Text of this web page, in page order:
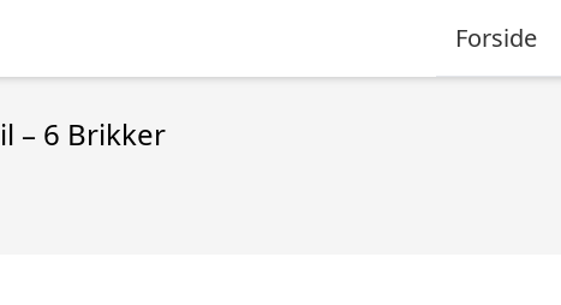
Forside
– 6 Brikker